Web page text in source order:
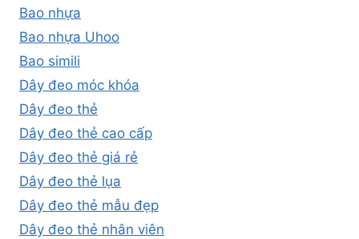
Bao nhựa
Bao nhựa Uhoo
Bao simili
Dây đeo móc khóa
Dây đeo thẻ
Dây đeo thẻ cao cấp
Dây đeo thẻ giá rẻ
Dây đeo thẻ lụa
Dây đeo thẻ mẫu đẹp
Dây đeo thẻ nhân viên